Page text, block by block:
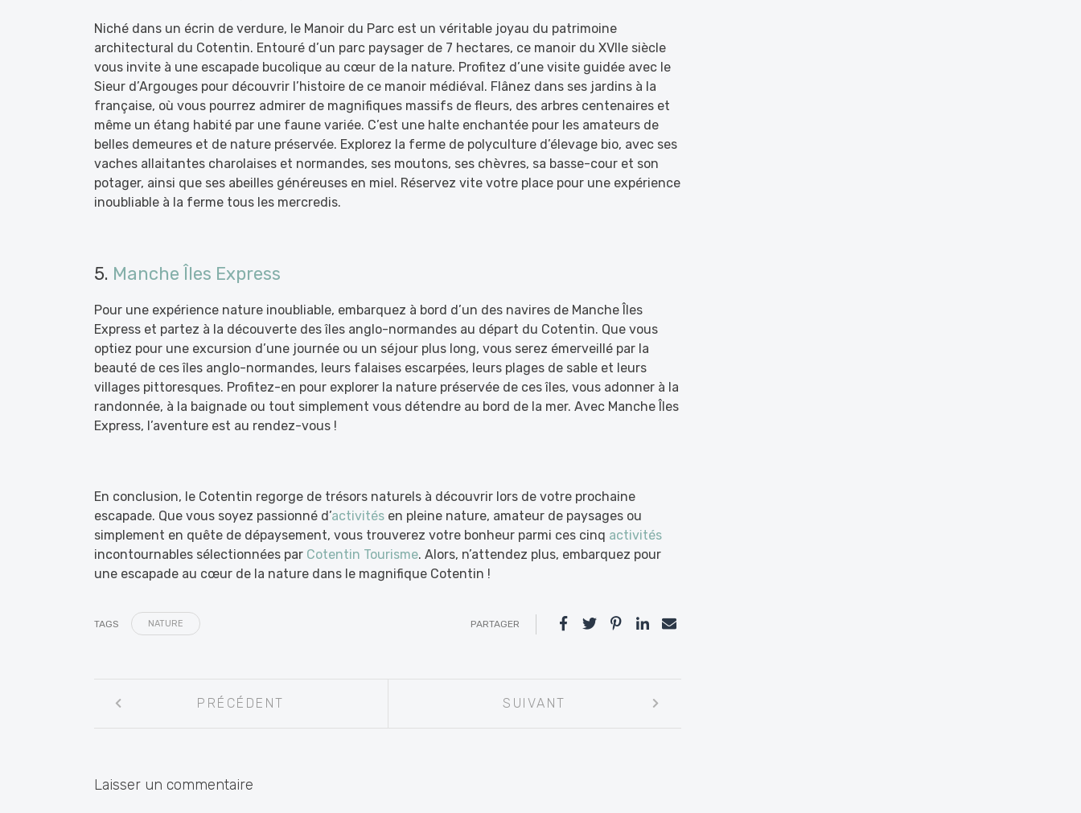
Niché dans un écrin de verdure, le Manoir du Parc est un véritable joyau du patrimoine
architectural du Cotentin. Entouré d’un parc paysager de 7 hectares, ce manoir du XVIIe siècle
vous invite à une escapade bucolique au cœur de la nature. Profitez d’une visite guidée avec le
Sieur d’Argouges pour découvrir l’histoire de ce manoir médiéval. Flânez dans ses jardins à la
française, où vous pourrez admirer de magnifiques massifs de fleurs, des arbres centenaires et
même un étang habité par une faune variée. C’est une halte enchantée pour les amateurs de
belles demeures et de nature préservée. Explorez la ferme de polyculture d’élevage bio, avec ses
vaches allaitantes charolaises et normandes, ses moutons, ses chèvres, sa basse-cour et son
potager, ainsi que ses abeilles généreuses en miel. Réservez vite votre place pour une expérience
inoubliable à la ferme tous les mercredis.
5. Manche Îles Express
Pour une expérience nature inoubliable, embarquez à bord d’un des navires de Manche Îles
Express et partez à la découverte des îles anglo-normandes au départ du Cotentin. Que vous
optiez pour une excursion d’une journée ou un séjour plus long, vous serez émerveillé par la
beauté de ces îles anglo-normandes, leurs falaises escarpées, leurs plages de sable et leurs
villages pittoresques. Profitez-en pour explorer la nature préservée de ces îles, vous adonner à la
randonnée, à la baignade ou tout simplement vous détendre au bord de la mer. Avec Manche Îles
Express, l’aventure est au rendez-vous !
En conclusion, le Cotentin regorge de trésors naturels à découvrir lors de votre prochaine
escapade. Que vous soyez passionné d’activités en pleine nature, amateur de paysages ou
simplement en quête de dépaysement, vous trouverez votre bonheur parmi ces cinq activités
incontournables sélectionnées par Cotentin Tourisme. Alors, n’attendez plus, embarquez pour
une escapade au cœur de la nature dans le magnifique Cotentin !
TAGS NATURE PARTAGER
entre
PRÉCÉDENT SUIVANT
Laisser un commentaire